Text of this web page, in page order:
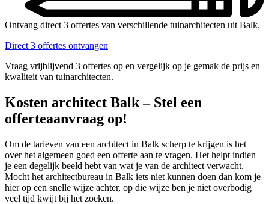
Ontvang direct 3 offertes van verschillende tuinarchitecten uit Balk.
Direct 3 offertes ontvangen
Vraag vrijblijvend 3 offertes op en vergelijk op je gemak de prijs en
kwaliteit van tuinarchitecten.
Kosten architect Balk – Stel een
offerteaanvraag op!
Om de tarieven van een architect in Balk scherp te krijgen is het
over het algemeen goed een offerte aan te vragen. Het helpt indien
je een degelijk beeld hebt van wat je van de architect verwacht.
Mocht het architectbureau in Balk iets niet kunnen doen dan kom je
hier op een snelle wijze achter, op die wijze ben je niet overbodig
veel tijd kwijt bij het zoeken.